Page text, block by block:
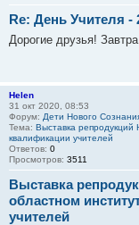
Re: День Учителя -
Дорогие друзья!
Helen
31 окт 2020, 08:53
Форум: Дети Нового
Тема: Выставка
квалификации учителей
Ответов: 0
Просмотров: 3511
Выставка
областном
учителей